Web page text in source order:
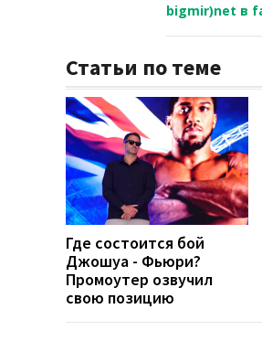
bigmir)net в
Статьи по теме
Где состоится бой
Джошуа - Фьюри?
Промоутер озвучил
свою позицию